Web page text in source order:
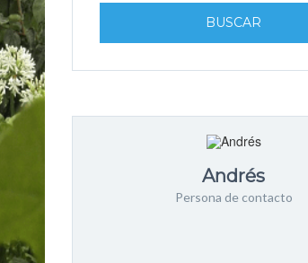
BUSCAR
Andrés
Persona de contacto